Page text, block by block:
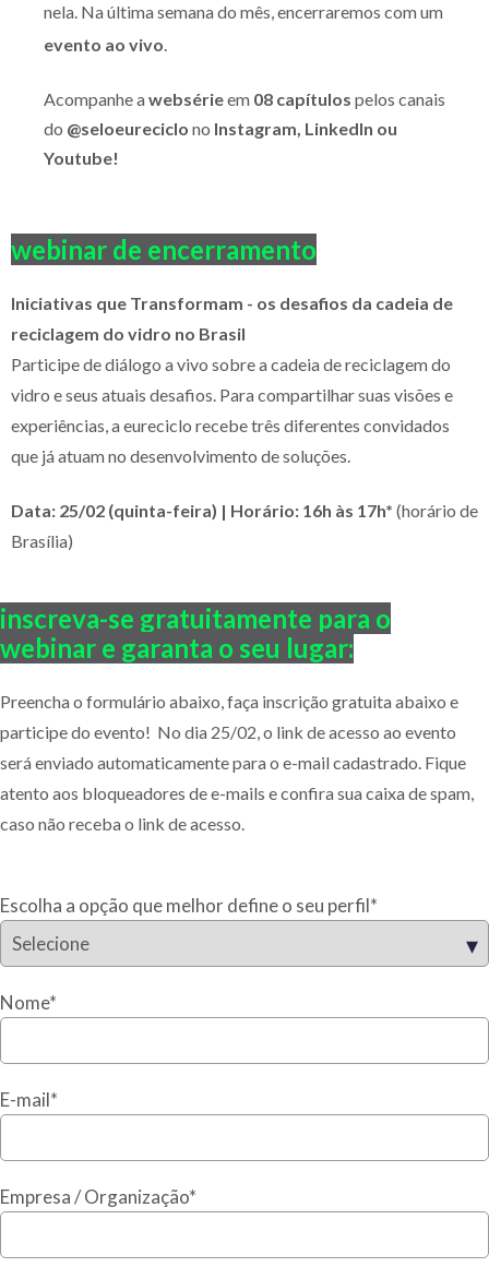
nela. Na última semana do mês, encerraremos com um
evento ao vivo.
Acompanhe awebsérieem 08 capítulos pelos canais
do @seloeureciclo no Instagram, LinkedIn ou
Youtube!
webinar de encerramento
Iniciativas que Transformam - os desafios da cadeia de
reciclagem do vidro no Brasil
Participe de diálogo a vivo sobre a cadeia de reciclagem do
vidro e seus atuais desafios. Para compartilhar suas visões e
experiências, a eureciclo recebe três diferentes convidados
que já atuam no desenvolvimento de soluções.
Data: 25/02 (quinta-feira) | Horário: 16h às 17h* (horário de
Brasília)
inscreva-se gratuitamente para o
webinar e garanta o seu lugar:
Preencha o formulário abaixo, faça inscrição gratuita abaixo e
participe do evento! No dia 25/02, o link de acesso ao evento
será enviado automaticamente para o e-mail cadastrado. Fique
atento aos bloqueadores de e-mails e confira sua caixa de spam,
caso não receba o link de acesso.
Escolha a opção que melhor define o seu perfil*
Nome*
E-mail*
Empresa / Organização*